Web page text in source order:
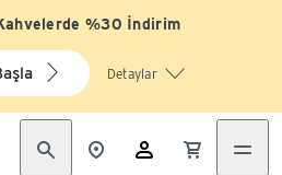
%30 İndirim
Detaylar